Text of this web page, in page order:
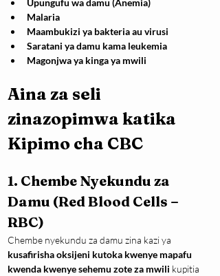
Upungufu wa damu (Anemia)
Malaria
Maambukizi ya bakteria au virusi
Saratani ya damu kama leukemia
Magonjwa ya kinga ya mwili
Aina za seli
zinazopimwa katika
Kipimo cha CBC
1. Chembe Nyekundu za
Damu (Red Blood Cells –
RBC)
Chembe nyekundu za damu zina kazi ya
kusafirisha oksijeni kutoka kwenye mapafu
kwenda kwenye sehemu zote za mwili kupitia